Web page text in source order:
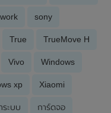
sony
True TrueMove H
Vivo Windows
xp Xiaomi
ระบบ การ์ดจอ